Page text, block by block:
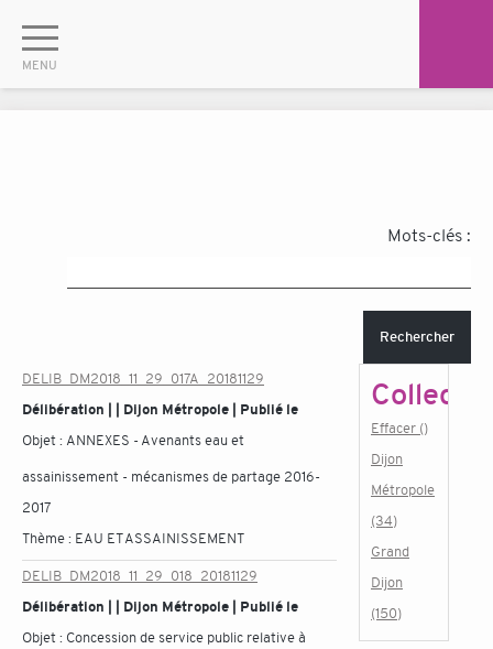
Mots-clés :
Rechercher
DELIB_DM2018_11_29_017A_20181129
Délibération | | Dijon Métropole | Publié le
Objet : ANNEXES - Avenants eau et
assainissement - mécanismes de partage 2016-
2017
Thème : EAU ET ASSAINISSEMENT
DELIB_DM2018_11_29_018_20181129
Délibération | | Dijon Métropole | Publié le
Objet : Concession de service public relative à
Effacer ()
Dijon
Métropole
(34)
Grand
Dijon
(150)